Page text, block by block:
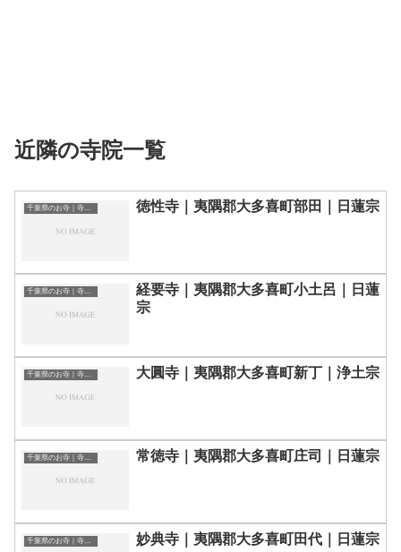
近隣の寺院一覧
千葉県のお寺｜寺院一覧 徳性寺｜夷隅郡大多喜町部田｜日蓮宗
千葉県のお寺｜寺院一覧
経要寺｜夷隅郡大多喜町小土呂｜日蓮
宗
千葉県のお寺｜寺院一覧 大圓寺｜夷隅郡大多喜町新丁｜浄土宗
千葉県のお寺｜寺院一覧 常徳寺｜夷隅郡大多喜町庄司｜日蓮宗
千葉県のお寺｜寺院一覧 妙典寺｜夷隅郡大多喜町田代｜日蓮宗